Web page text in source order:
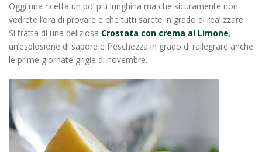
Oggi una ricetta un po’ più lunghina ma che sicuramente non
vedrete l’ora di provare e che tutti sarete in grado di realizzare.
Si tratta di una deliziosa Crostata con crema al Limone,
un’esplosione di sapore e freschezza in grado di rallegrare anche
le prime giornate grigie di novembre.